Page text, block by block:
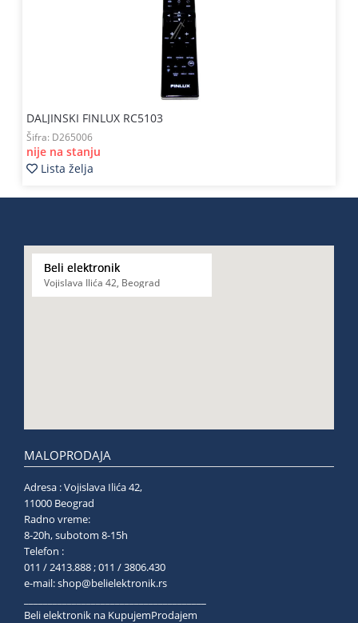
DALJINSKI FINLUX RC5103
Šifra: D265006
nije na stanju
Lista želja
Beli elektronik
Vojislava Ilića 42, Beograd
MALOPRODAJA
Adresa : Vojislava Ilića 42,
11000 Beograd
Radno vreme:
8-20h, subotom 8-15h
Telefon :
011 / 2413.888 ; 011 / 3806.430
e-mail:shop@belielektronik.rs
Beli elektronik na KupujemProdajem